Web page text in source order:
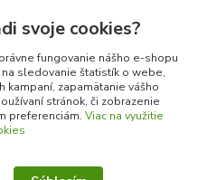
svoje cookies?
fungovanie nášho e-shopu
sledovanie štatistík o webe,
kampaní, zapamätanie vášho
stránok, či zobrazenie
preferenciám. Viac na využitie